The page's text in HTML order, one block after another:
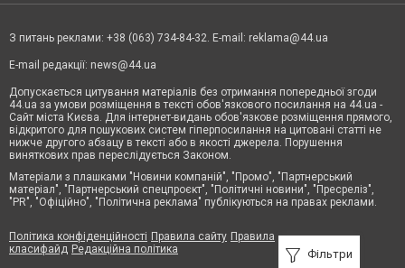
Фільтри
З питань реклами: +38 (063) 734-84-32. E-mail: reklama@44.ua
E-mail редакції: news@44.ua
Допускається цитування матеріалів без отримання попередньої згоди
44.ua за умови розміщення в тексті обов'язкового посилання на 44.ua -
Сайт міста Києва. Для інтернет-видань обов'язкове розміщення прямого,
відкритого для пошукових систем гіперпосилання на цитовані статті не
нижче другого абзацу в тексті або в якості джерела. Порушення
виняткових прав переслідується Законом.
Матеріали з плашками "Новини компаній", "Промо", "Партнерський
матеріал", "Партнерський спецпроєкт", "Політичні новини", "Пресреліз",
"PR", "Офіційно", "Політична реклама" публікуються на правах реклами.
Політика конфіденційності Правила сайту Правила
класифайд Редакційна політика